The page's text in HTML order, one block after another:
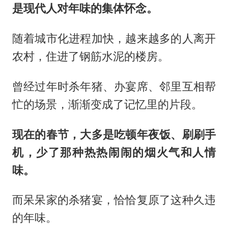
是现代人对年味的集体怀念。
随着城市化进程加快，越来越多的人离开
农村，住进了钢筋水泥的楼房。
曾经过年时杀年猪、办宴席、邻里互相帮
忙的场景，渐渐变成了记忆里的片段。
现在的春节，大多是吃顿年夜饭、刷刷手
机，少了那种热热闹闹的烟火气和人情
味。
而呆呆家的杀猪宴，恰恰复原了这种久违
的年味。